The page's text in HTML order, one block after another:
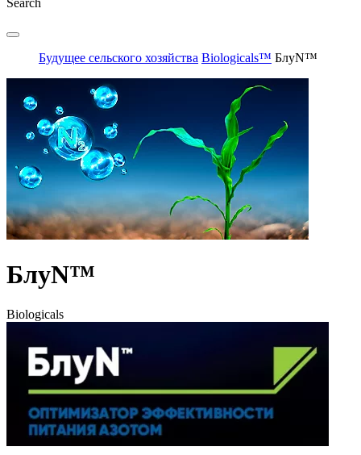
Будущее сельского хозяйства Biologicals™ БлуN™
БлуN™
Biologicals